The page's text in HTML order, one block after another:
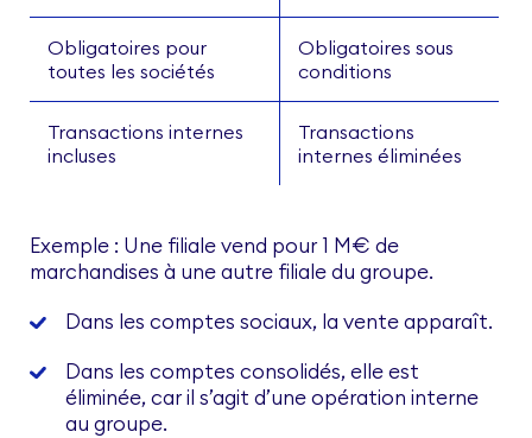
Obligatoires pour
toutes les sociétés
Obligatoires sous
conditions
Transactions internes
incluses
Transactions
internes éliminées
Exemple : Une filiale vend pour 1 M€ de
marchandises à une autre filiale du groupe.
Dans les comptes sociaux, la vente apparaît.
Dans les comptes consolidés, elle est
éliminée, car il s’agit d’une opération interne
au groupe.